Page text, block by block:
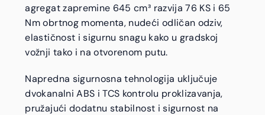
agregat zapremine 645 cm³ razvija 76 KS i 65
Nm obrtnog momenta, nudeći odličan odziv,
elastičnost i sigurnu snagu kako u gradskoj
vožnji tako i na otvorenom putu.
Napredna sigurnosna tehnologija uključuje
dvokanalni ABS i TCS kontrolu proklizavanja,
pružajući dodatnu stabilnost i sigurnost na